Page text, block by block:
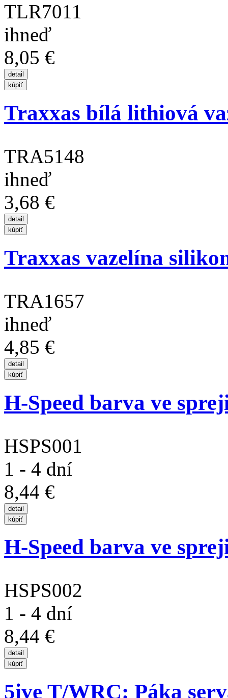
TLR7011
ihneď
8,05 €
Traxxas bílá lithiová
TRA5148
ihneď
3,68 €
Traxxas vazelína
TRA1657
ihneď
4,85 €
H-Speed barva ve
HSPS001
1 - 4 dní
8,44 €
H-Speed barva ve
HSPS002
1 - 4 dní
8,44 €
5ive T/WRC: Páka